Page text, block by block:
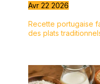
Avr 22 2026
Recette portugaise
des plats